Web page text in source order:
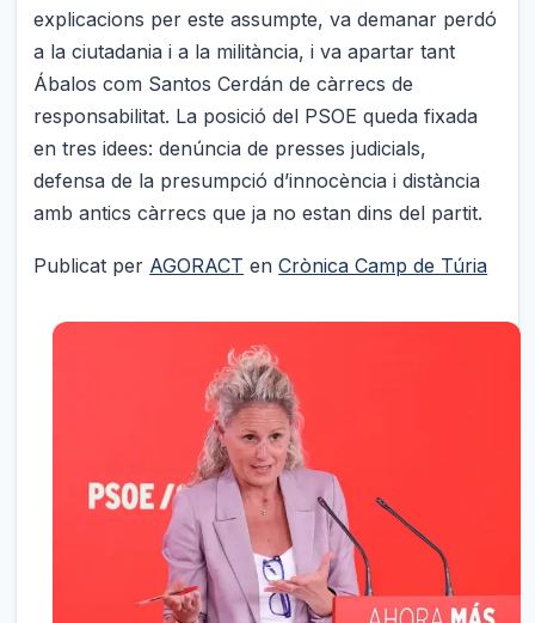
explicacions per este assumpte, va demanar perdó
a la ciutadania i a la militància, i va apartar tant
Ábalos com Santos Cerdán de càrrecs de
responsabilitat. La posició del PSOE queda fixada
en tres idees: denúncia de presses judicials,
defensa de la presumpció d’innocència i distància
amb antics càrrecs que ja no estan dins del partit.
Publicat per AGORACT enCrònica Camp de Túria